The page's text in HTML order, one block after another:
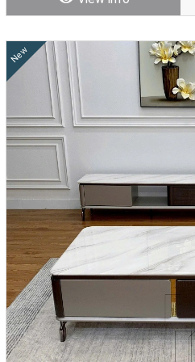
✅Vì sao nên chọn bàn sofa
New